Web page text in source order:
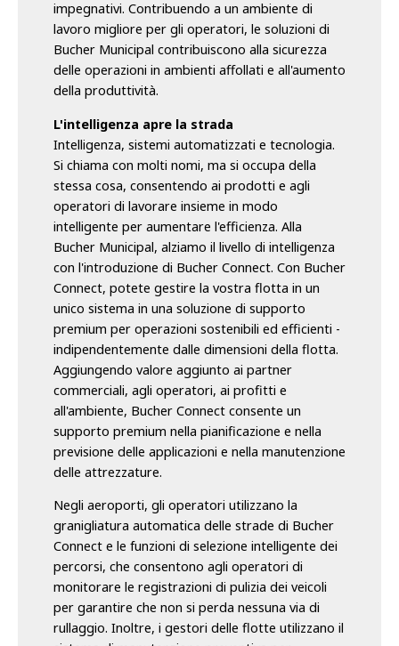
impegnativi. Contribuendo a un ambiente di
lavoro migliore per gli operatori, le soluzioni di
Bucher Municipal contribuiscono alla sicurezza
delle operazioni in ambienti affollati e all'aumento
della produttività.
L'intelligenza apre la strada
Intelligenza, sistemi automatizzati e tecnologia.
Si chiama con molti nomi, ma si occupa della
stessa cosa, consentendo ai prodotti e agli
operatori di lavorare insieme in modo
intelligente per aumentare l'efficienza. Alla
Bucher Municipal, alziamo il livello di intelligenza
con l'introduzione di Bucher Connect. Con Bucher
Connect, potete gestire la vostra flotta in un
unico sistema in una soluzione di supporto
premium per operazioni sostenibili ed efficienti -
indipendentemente dalle dimensioni della flotta.
Aggiungendo valore aggiunto ai partner
commerciali, agli operatori, ai profitti e
all'ambiente, Bucher Connect consente un
supporto premium nella pianificazione e nella
previsione delle applicazioni e nella manutenzione
delle attrezzature.
Negli aeroporti, gli operatori utilizzano la
granigliatura automatica delle strade di Bucher
Connect e le funzioni di selezione intelligente dei
percorsi, che consentono agli operatori di
monitorare le registrazioni di pulizia dei veicoli
per garantire che non si perda nessuna via di
rullaggio. Inoltre, i gestori delle flotte utilizzano il